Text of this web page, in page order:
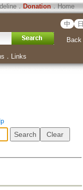
． Donation．Home
中 日
Back
． Links